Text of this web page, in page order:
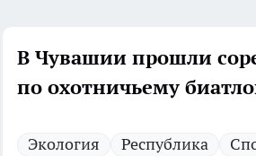
В Чувашии прошли
по охотничьему
Экология Республика